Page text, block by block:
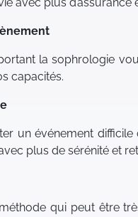
la sophrologie
capacités.
un événement
plus de sérénité et
qui peut être